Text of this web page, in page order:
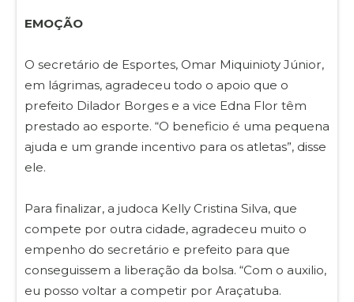
EMOÇÃO
O secretário de Esportes, Omar Miquinioty Júnior,
em lágrimas, agradeceu todo o apoio que o
prefeito Dilador Borges e a vice Edna Flor têm
prestado ao esporte. “O beneficio é uma pequena
ajuda e um grande incentivo para os atletas”, disse
ele.
Para finalizar, a judoca Kelly Cristina Silva, que
compete por outra cidade, agradeceu muito o
empenho do secretário e prefeito para que
conseguissem a liberação da bolsa. “Com o auxilio,
eu posso voltar a competir por Araçatuba.